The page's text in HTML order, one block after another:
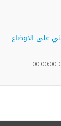
على الأوضاع